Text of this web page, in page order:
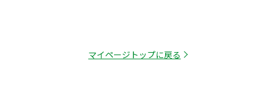
マイページトップに戻る